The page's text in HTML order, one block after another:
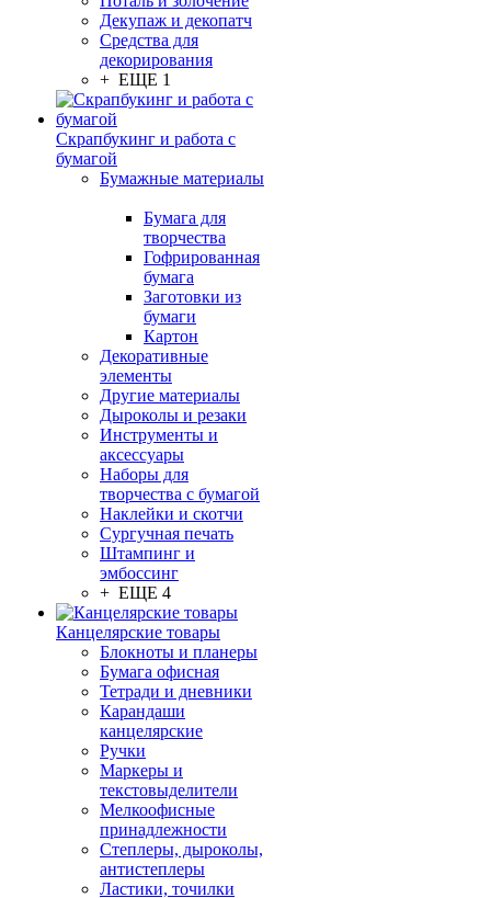
Декупаж и декопатч
Средства для
декорирования
+ ЕЩЕ 1
Скрапбукинг и работа с
бумагой
Бумажные материалы
Бумага для
творчества
Гофрированная
бумага
Заготовки из
бумаги
Картон
Декоративные
элементы
Другие материалы
Дыроколы и резаки
Инструменты и
аксессуары
Наборы для
творчества с бумагой
Наклейки и скотчи
Сургучная печать
Штампинг и
эмбоссинг
+ ЕЩЕ 4
Канцелярские товары
Блокноты и планеры
Бумага офисная
Тетради и дневники
Карандаши
канцелярские
Ручки
Маркеры и
текстовыделители
Мелкоофисные
принадлежности
Степлеры, дыроколы,
антистеплеры
Ластики, точилки